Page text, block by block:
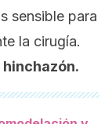
sensible para
la cirugía.